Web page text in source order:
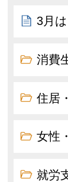
3月
消費
住居
女性
就労